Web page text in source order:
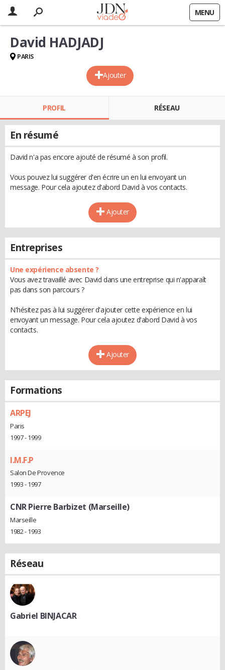
MENU
Ajouter
David HADJADJ
PARIS
PROFIL RÉSEAU
En résumé
David n'a pas encore ajouté de résumé à son profil.
Vous pouvez lui suggérer d'en écrire un en lui envoyant un
message. Pour cela ajoutez d'abord David à vos contacts.
Ajouter
Entreprises
Une expérience absente ?
Vous avez travaillé avec David dans une entreprise qui n'apparaît
pas dans son parcours ?
N'hésitez pas à lui suggérer d'ajouter cette expérience en lui
envoyant un message. Pour cela ajoutez d'abord David à vos
contacts.
Ajouter
Formations
ARPEJ
Paris
1997 - 1999
I.M.F.P
Salon De Provence
1993 - 1997
CNR Pierre Barbizet (Marseille)
Marseille
1982 - 1993
Réseau
Gabriel BINJACAR